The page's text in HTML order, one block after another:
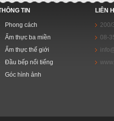
TIN
Phong cách
Ẩm thực ba miền
Ẩm thực thế giới
Đầu bếp nổi tiếng
Góc hình ảnh
LIÊN
200/
08-